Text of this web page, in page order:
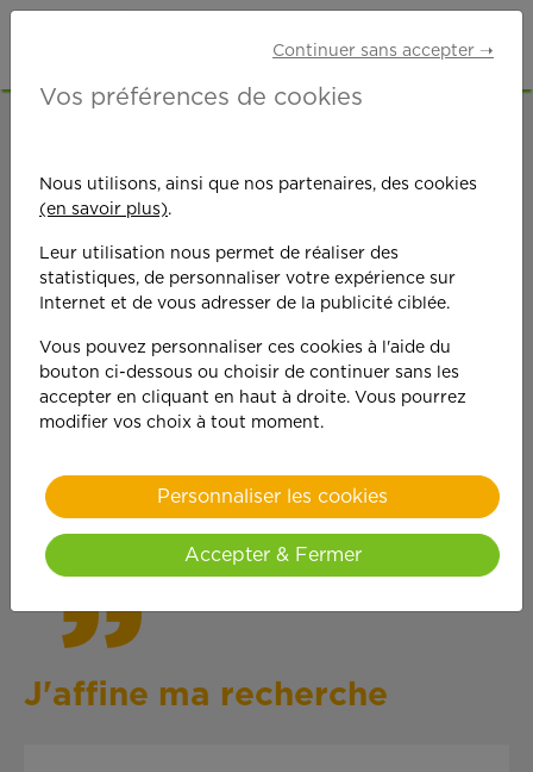
On est toujours plus
performant
quand on y met du
cœur !
J'affine ma recherche
Continuer sans accepter ➝
Vos préférences de cookies
Nous utilisons, ainsi que nos partenaires, des cookies
(en savoir plus).
Leur utilisation nous permet de réaliser des
statistiques, de personnaliser votre expérience sur
Internet et de vous adresser de la publicité ciblée.
Vous pouvez personnaliser ces cookies à l'aide du
bouton ci-dessous ou choisir de continuer sans les
accepter en cliquant en haut à droite. Vous pourrez
modifier vos choix à tout moment.
Personnaliser les cookies
Accepter & Fermer